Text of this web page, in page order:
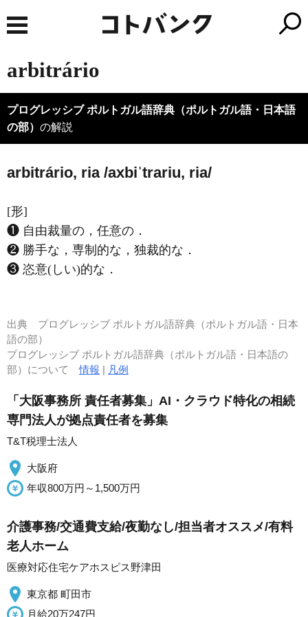
arbitrário
プログレッシブ ポルトガル語辞典（ポルトガル語・日本語
の部） の解説
arbitrário, ria /axbiˈtrariu, ria/
[形]
❶ 自由裁量の，任意の．
❷ 勝手な，専制的な，独裁的な．
❸ 恣意(しい)的な．
出典 プログレッシブ ポルトガル語辞典（ポルトガル語・日本
語の部）
プログレッシブ ポルトガル語辞典（ポルトガル語・日本語の
部）について情報 | 凡例
「大阪事務所 責任者募集」AI・クラウド特化の相続
専門法人が拠点責任者を募集
T&T税理士法人
大阪府
年収800万円～1,500万円
介護事務/交通費支給/夜勤なし/担当者オススメ/有料
老人ホーム
医療対応住宅ケアホスピス野津田
東京都 町田市
月給20万247円